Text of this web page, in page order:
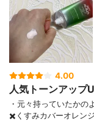
4.00
人気トーンアップ
・元々持っていたかの
✖️くすみカバーオレン